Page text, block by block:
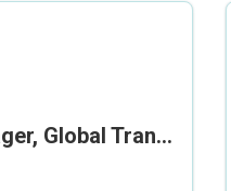
Product Sales Manager, Global Transaction Service (GTS)